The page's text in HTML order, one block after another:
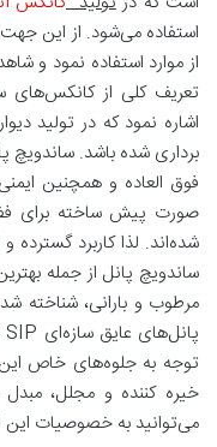
استفاده می‌شود. از این
از موارد استفاده نمود و
تعریف کلی از کانکس‌های
اشاره نمود که در تولید
برداری شده باشد.
فوق العاده و همچنین
صورت پیش ساخته برای
شده‌اند. لذا کاربرد
ساندویچ پانل از جمله
مرطوب و بارانی، شناخته
توجه به جلوه‌های خاص این
خیره کننده و مجلل، مبدل
می‌توانید به خصوصیات این